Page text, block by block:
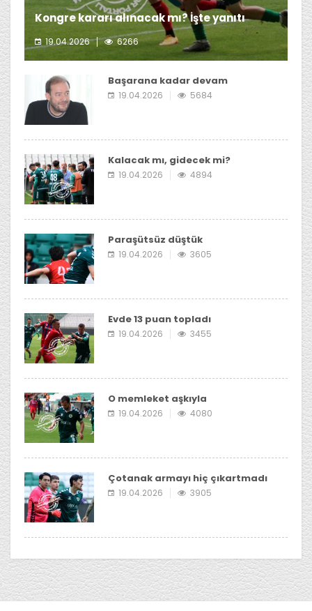
Kongre kararı alınacak mı? İşte yanıtı
19.04.2026 6266
Giresunspor Başkanı Emin Eltuğral'ın kongre kararı
Başarana kadar devam
19.04.2026 5684
Kalacak mı, gidecek mi?
19.04.2026 4894
Paraşütsüz düştük
19.04.2026 3605
Evde 13 puan topladı
19.04.2026 3455
O memleket aşkıyla
19.04.2026 4080
Çotanak armayı hiç çıkartmadı
19.04.2026 3905